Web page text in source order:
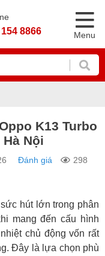
8866 Menu
K13 Turbo
Nội
Đánh giá
298
hút lớn trong phân
mang đến cấu hình
chủ động vốn rất
Đây là lựa chọn phù